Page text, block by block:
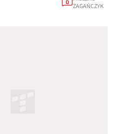
0
ZAGAŃCZYK